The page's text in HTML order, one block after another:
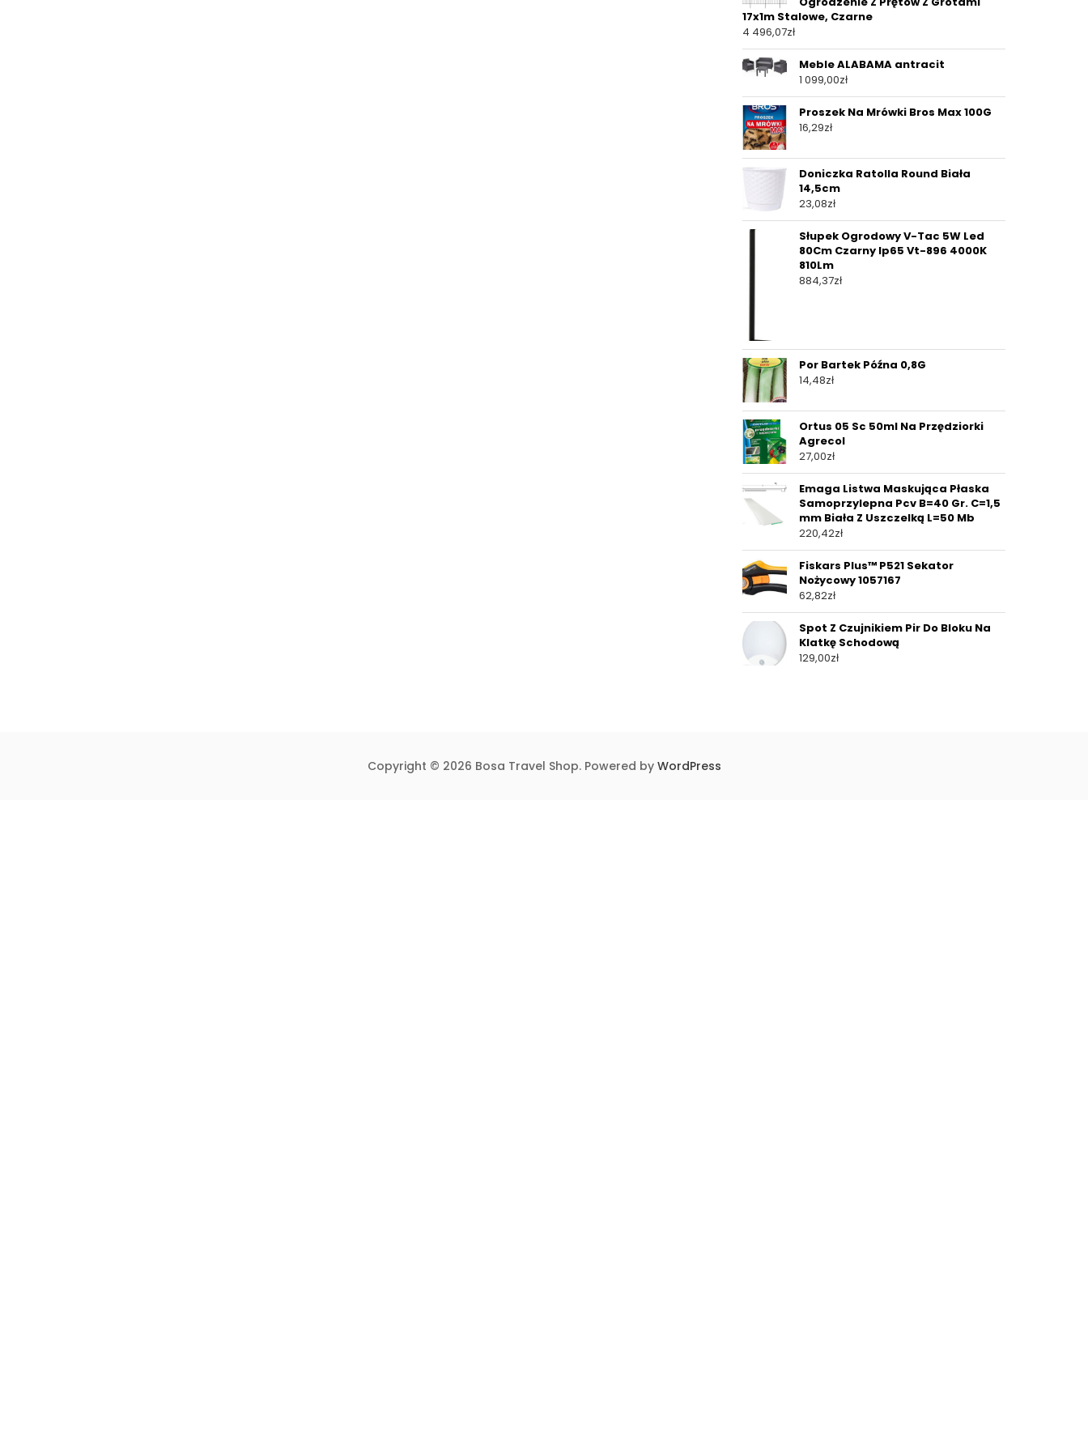
17x1m Stalowe, Czarne
4 496,07zł
Meble ALABAMA antracit
1 099,00zł
Proszek Na Mrówki Bros Max 100G
16,29zł
Doniczka Ratolla Round Biała
14,5cm
23,08zł
Słupek Ogrodowy V-Tac 5W Led
80Cm Czarny Ip65 Vt-896 4000K
810Lm
884,37zł
Por Bartek Późna 0,8G
14,48zł
Ortus 05 Sc 50ml Na Przędziorki
Agrecol
27,00zł
Emaga Listwa Maskująca Płaska
Samoprzylepna Pcv B=40 Gr. C=1,5
mm Biała Z Uszczelką L=50 Mb
220,42zł
Fiskars Plus™ P521 Sekator
Nożycowy 1057167
62,82zł
Spot Z Czujnikiem Pir Do Bloku Na
Klatkę Schodową
129,00zł
Copyright © 2026 Bosa Travel Shop. Powered by WordPress